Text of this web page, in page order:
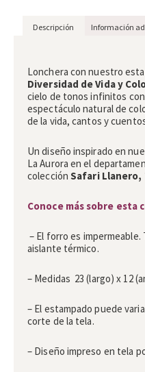
Descripción Información
Lonchera con nuestro
Diversidad de Vida y
cielo de tonos infinitos
espectáculo natural de
de la vida, cantos y
Un diseño inspirado en
La Aurora en el
colección Safari
Conoce más sobre esta
– El forro es
aislante térmico.
– Medidas 23 (largo) x 12
– El estampado puede
corte de la tela.
– Diseño impreso en tela